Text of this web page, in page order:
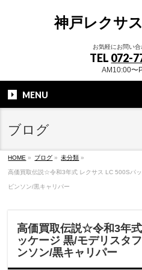
神戸レクサ
お気軽にお問い
TEL 072-
AM10:00〜
MENU
ブログ
HOME » ブログ » 未分類 »
高価買取伝説☆令和3年式 レクサス LC 500Sパ
ビンソン/黒キャリパー
高価買取伝説☆令和3年
ッケージ 黒/モデリスタ
ンソン/黒キャリパー